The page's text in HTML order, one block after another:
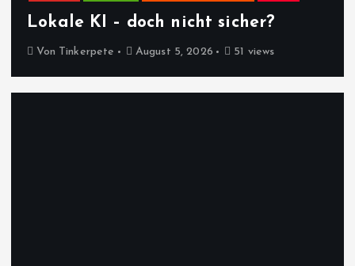
Lokale KI – doch nicht sicher?
Von Tinkerpete August 5, 2026 51 views